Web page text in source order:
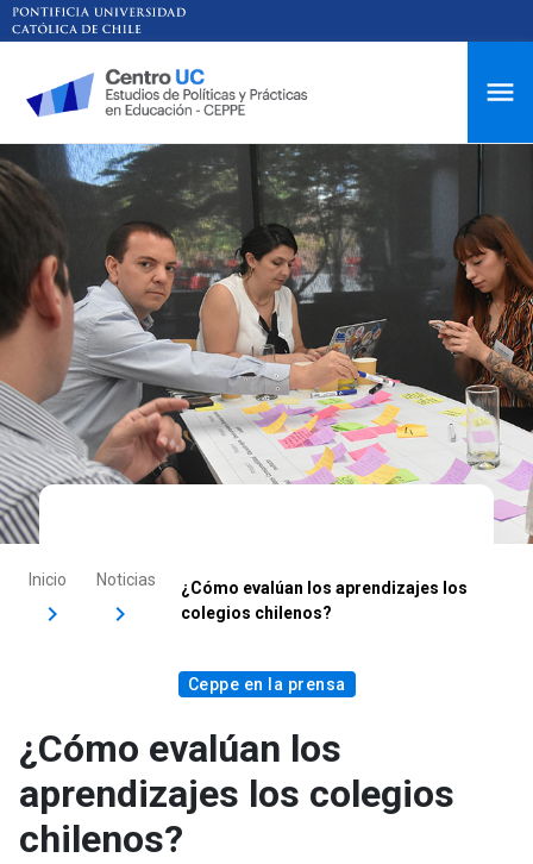
Inicio Noticias
¿Cómo evalúan los aprendizajes los
colegios chilenos?
Ceppe en la prensa
¿Cómo evalúan los
aprendizajes los colegios
chilenos?